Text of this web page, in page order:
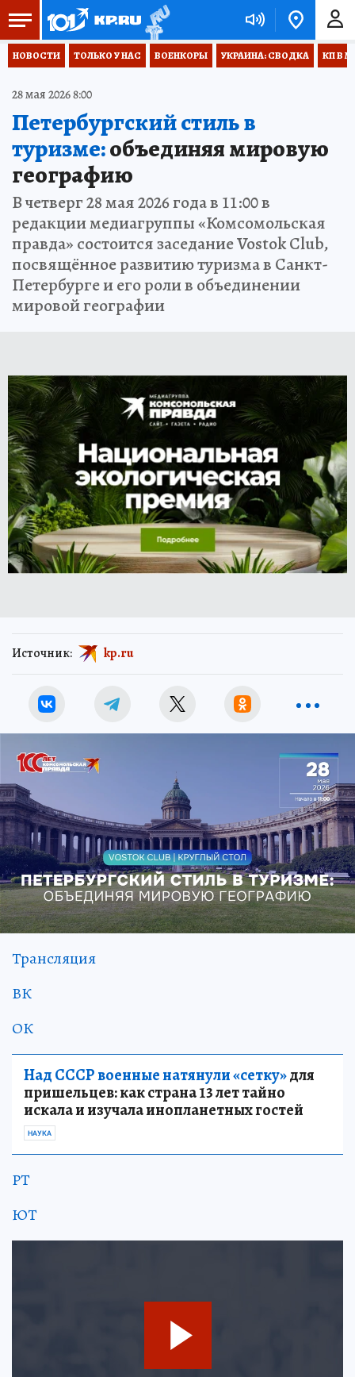
НОВОСТИ ТОЛЬКО У НАС ВОЕНКОРЫ УКРАИНА: СВОДКА КП В
28 мая 2026 8:00
Петербургский стиль в
туризме:объединяя мировую
географию
В четверг 28 мая 2026 года в 11:00 в
редакции медиагруппы «Комсомольская
правда» состоится заседание Vostok Club,
посвящённое развитию туризма в Санкт-
Петербурге и его роли в объединении
мировой географии
Источник: kp.ru
Трансляция
ВК
ОК
Над СССР военные натянули «сетку»для
пришельцев: как страна 13 лет тайно
искала и изучала инопланетных гостей
НАУКА
РТ
ЮТ